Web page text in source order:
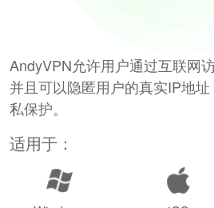
AndyVPN允许用户通过互联网
并且可以隐匿用户的真实IP地
私保护。
适用于：